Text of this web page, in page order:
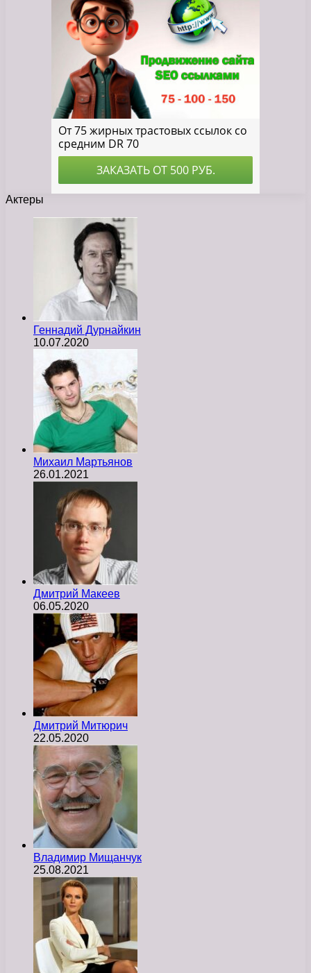
Актеры
Геннадий Дурнайкин
10.07.2020
Михаил Мартьянов
26.01.2021
Дмитрий Макеев
06.05.2020
Дмитрий Митюрич
22.05.2020
Владимир Мищанчук
25.08.2021